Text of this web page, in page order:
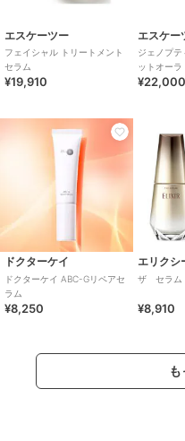
エスケーツー
フェイシャル トリートメント
セラム
¥19,910
エスケー
ジェノプテ
ットオー
名：SK-II 薬
¥22,000
ドクターケイ
ドクターケイ ABC-Gリペアセ
ラム
¥8,250
ザ セラム
¥8,910